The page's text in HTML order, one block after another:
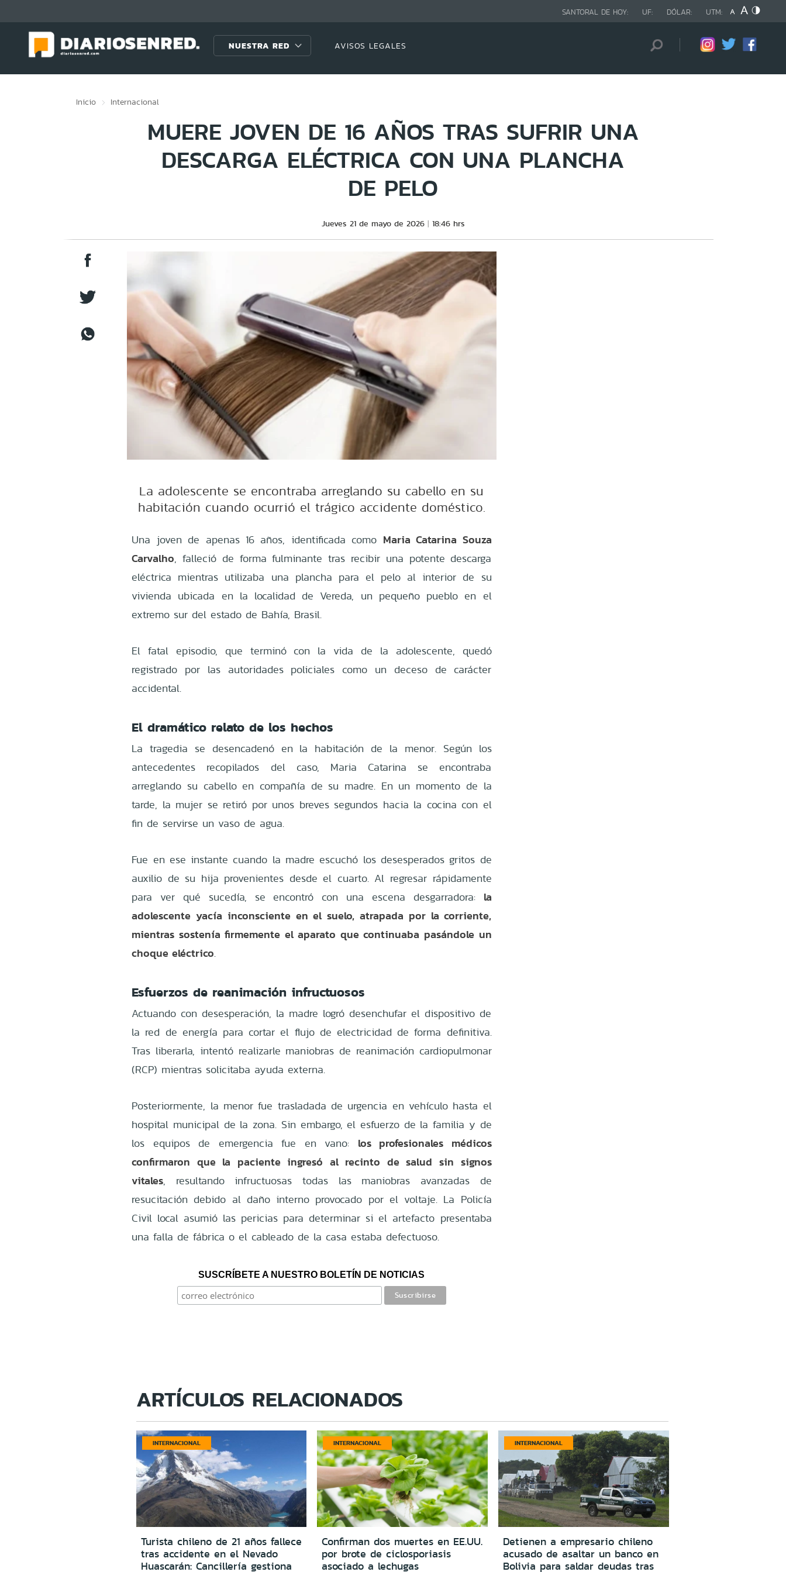
SANTORAL DE HOY: UF: DÓLAR: UTM:
NUESTRA RED AVISOS LEGALES
Inicio Internacional
MUERE JOVEN DE 16 AÑOS TRAS SUFRIR UNA
DESCARGA ELÉCTRICA CON UNA PLANCHA
DE PELO
Jueves 21 de mayo de 2026 18:46 hrs
La adolescente se encontraba arreglando su cabello en su
habitación cuando ocurrió el trágico accidente doméstico.
Una joven de apenas 16 años, identificada como Maria Catarina Souza
Carvalho, falleció de forma fulminante tras recibir una potente descarga
eléctrica mientras utilizaba una plancha para el pelo al interior de su
vivienda ubicada en la localidad de Vereda, un pequeño pueblo en el
extremo sur del estado de Bahía, Brasil.
El fatal episodio, que terminó con la vida de la adolescente, quedó
registrado por las autoridades policiales como un deceso de carácter
accidental.
El dramático relato de los hechos
La tragedia se desencadenó en la habitación de la menor. Según los
antecedentes recopilados del caso, Maria Catarina se encontraba
arreglando su cabello en compañía de su madre. En un momento de la
tarde, la mujer se retiró por unos breves segundos hacia la cocina con el
fin de servirse un vaso de agua.
Fue en ese instante cuando la madre escuchó los desesperados gritos de
auxilio de su hija provenientes desde el cuarto. Al regresar rápidamente
para ver qué sucedía, se encontró con una escena desgarradora: la
adolescente yacía inconsciente en el suelo, atrapada por la corriente,
mientras sostenía firmemente el aparato que continuaba pasándole un
choque eléctrico.
Esfuerzos de reanimación infructuosos
Actuando con desesperación, la madre logró desenchufar el dispositivo de
la red de energía para cortar el flujo de electricidad de forma definitiva.
Tras liberarla, intentó realizarle maniobras de reanimación cardiopulmonar
(RCP) mientras solicitaba ayuda externa.
Posteriormente, la menor fue trasladada de urgencia en vehículo hasta el
hospital municipal de la zona. Sin embargo, el esfuerzo de la familia y de
los equipos de emergencia fue en vano: los profesionales médicos
confirmaron que la paciente ingresó al recinto de salud sin signos
vitales, resultando infructuosas todas las maniobras avanzadas de
resucitación debido al daño interno provocado por el voltaje. La Policía
Civil local asumió las pericias para determinar si el artefacto presentaba
una falla de fábrica o el cableado de la casa estaba defectuoso.
SUSCRÍBETE A NUESTRO BOLETÍN DE NOTICIAS
ARTÍCULOS RELACIONADOS
INTERNACIONAL
Turista chileno de 21 años fallece
tras accidente en el Nevado
Huascarán: Cancillería gestiona
INTERNACIONAL
Confirman dos muertes en EE.UU.
por brote de ciclosporiasis
asociado a lechugas
INTERNACIONAL
Detienen a empresario chileno
acusado de asaltar un banco en
Bolivia para saldar deudas tras